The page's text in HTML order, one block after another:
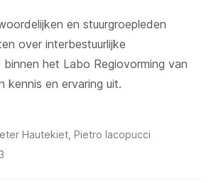
en stuurgroepleden
over interbestuurlijke
binnen het Labo Regiovorming van
kennis en ervaring uit.
Hautekiet, Pietro Iacopucci